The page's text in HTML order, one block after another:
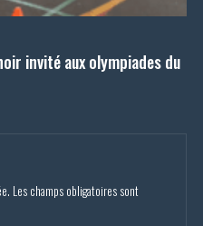
invité aux olympiades du
Les champs obligatoires sont